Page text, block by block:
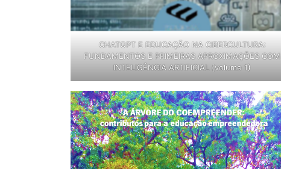
CHATGPT E EDUCAÇÃO NA CIBERCULTURA:
FUNDAMENTOS E PRIMEIRAS APROXIMAÇÕES COM
INTELIGÊNCIA ARTIFICIAL (volume 1)